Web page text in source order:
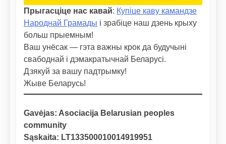
Прыгасціце нас кавай: Купіце каву камандзе
Народнай Грамады і зрабіце наш дзень крыху
больш прыемным!
Ваш унёсак — гэта важны крок да будучыні
свабоднай і дэмакратычнай Беларусі.
Дзякуй за вашу падтрымку!
Жыве Беларусь!
Gavėjas: Asociacija Belarusian peoples
community
Sąskaita: LT133500010014919951